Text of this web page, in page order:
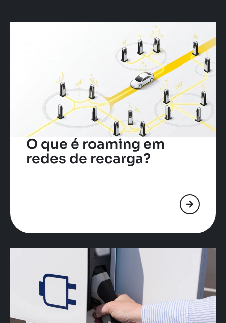
O que é roaming em
redes de recarga?